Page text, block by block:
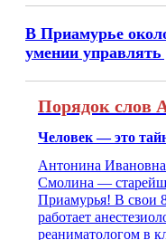
В Приамурье
умении
Порядок слов
Человек — это
Антонина Ивановна
Смолина —
Приамурья! В свои
работает
реаниматологом в